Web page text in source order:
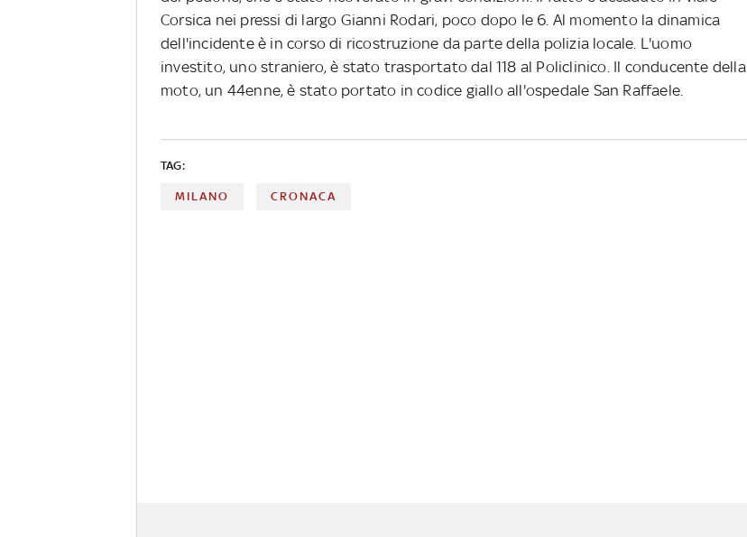
Corsica nei pressi di largo Gianni Rodari, poco dopo le 6. Al momento la dinamica
dell'incidente è in corso di ricostruzione da parte della polizia locale. L'uomo
investito, uno straniero, è stato trasportato dal 118 al Policlinico. Il conducente della
moto, un 44enne, è stato portato in codice giallo all'ospedale San Raffaele.
TAG:
MILANO CRONACA